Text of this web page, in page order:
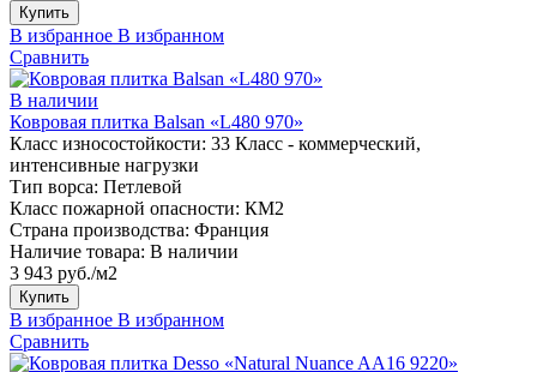
Купить
В избранное В избранном
Сравнить
В наличии
Ковровая плитка Balsan «L480 970»
Класс износостойкости: 33 Класс - коммерческий,
интенсивные нагрузки
Тип ворса: Петлевой
Класс пожарной опасности: КМ2
Страна производства: Франция
Наличие товара: В наличии
3 943 руб./м2
Купить
В избранное В избранном
Сравнить